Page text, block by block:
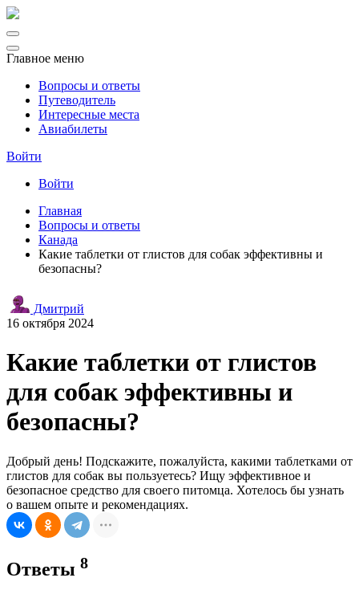
Главное меню
Вопросы и ответы
Путеводитель
Интересные места
Авиабилеты
Войти
Войти
Главная
Вопросы и ответы
Канада
Какие таблетки от глистов для собак эффективны и
безопасны?
Дмитрий
16 октября 2024
Какие таблетки от глистов
для собак эффективны и
безопасны?
Добрый день! Подскажите, пожалуйста, какими таблетками от
глистов для собак вы пользуетесь? Ищу эффективное и
безопасное средство для своего питомца. Хотелось бы узнать
о вашем опыте и рекомендациях.
Ответы 8